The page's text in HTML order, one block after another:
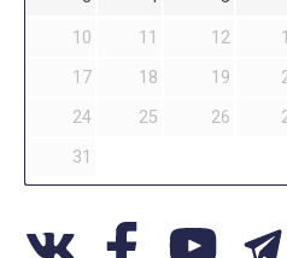
10
11 12
17
18 19
24
25 26
31